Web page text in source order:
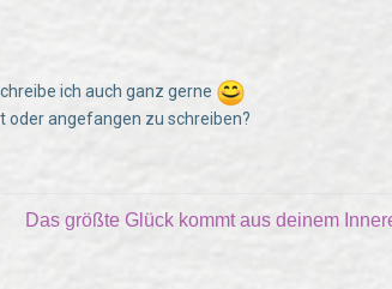
ich auch ganz gerne
oder angefangen zu schreiben?
Das größte Glück kommt aus deinem